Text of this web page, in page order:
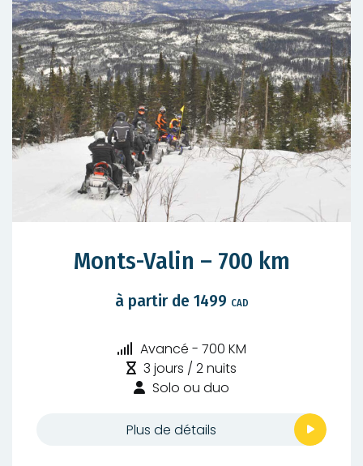
Monts-Valin – 700 km
à partir de 1499 CAD
Niveau
de
difficulté
Avancé - 700 KM
Durée
:
3 jours / 2 nuits
Type
randonnée
Solo ou duo
Plus de détails